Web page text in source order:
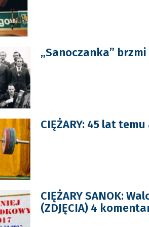
„Sanoczanka” brzmi
CIĘŻARY: 45 lat
CIĘŻARY SANOK:
(ZDJĘCIA) 4